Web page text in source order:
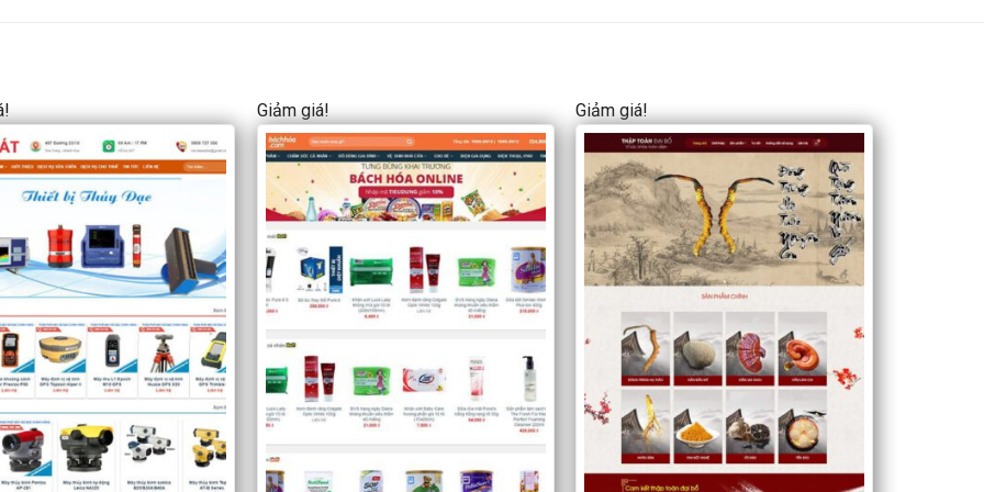
Giảm giá! Giảm giá!